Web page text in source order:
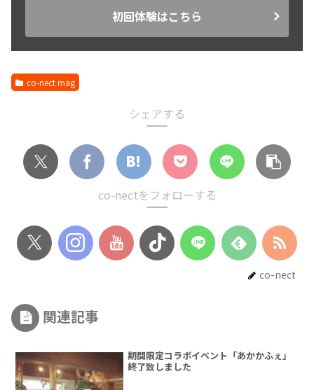
初回体験はこちら
co-nect mag
シェアする
co-nectをフォローする
co-nect
関連記事
期間限定コラボイベント「あかかふぇ」
終了致しました